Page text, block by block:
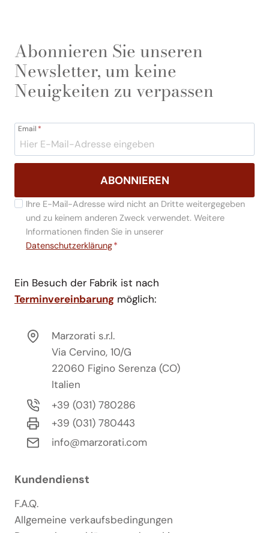
Abonnieren Sie unseren
Newsletter, um keine
Neuigkeiten zu verpassen
Email *
ABONNIEREN
Ihre E-Mail-Adresse wird nicht an Dritte weitergegeben
und zu keinem anderen Zweck verwendet. Weitere
Informationen finden Sie in unserer
Datenschutzerklärung*
Ein Besuch der Fabrik ist nach
Terminvereinbarung möglich:
Marzorati s.r.l.
Via Cervino, 10/G
22060 Figino Serenza (CO)
Italien
+39 (031) 780286
+39 (031) 780443
info@marzorati.com
Kundendienst
F.A.Q.
Allgemeine verkaufsbedingungen